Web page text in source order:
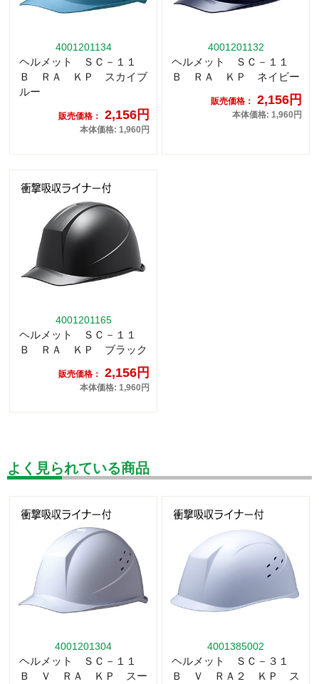
4001201134
ヘルメット ＳＣ－１１
Ｂ ＲＡ ＫＰ スカイブ
ルー
販売価格： 2,156円
本体価格: 1,960円
4001201132
ヘルメット ＳＣ－１１
Ｂ ＲＡ ＫＰ ネイビー
販売価格： 2,156円
本体価格: 1,960円
4001201165
ヘルメット ＳＣ－１１
Ｂ ＲＡ ＫＰ ブラック
販売価格： 2,156円
本体価格: 1,960円
よく見られている商品
4001201304
ヘルメット ＳＣ－１１
Ｂ Ｖ ＲＡ ＫＰ スー
4001385002
ヘルメット ＳＣ－３１
Ｂ Ｖ ＲＡ２ ＫＰ ス